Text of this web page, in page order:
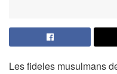
Les fideles musulmans